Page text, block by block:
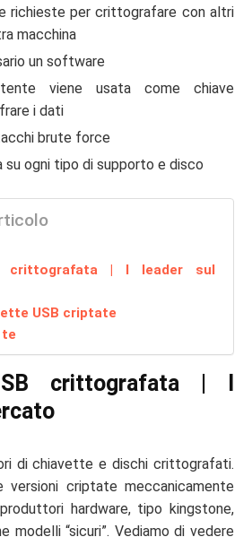
richieste per crittografare con altri
macchina
un software
viene usata come chiave
i dati
brute force
su ogni tipo di supporto e disco
crittografata | I leader sul
USB criptate
te
crittografata | I
di chiavette e dischi crittografati.
criptate meccanicamente
hardware, tipo kingstone,
modelli “sicuri”. Vediamo di vedere